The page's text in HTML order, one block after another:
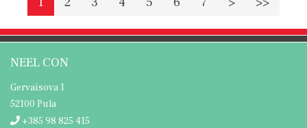
NEEL CON
Gervaisova 1
52100 Pula
+385 98 825 415